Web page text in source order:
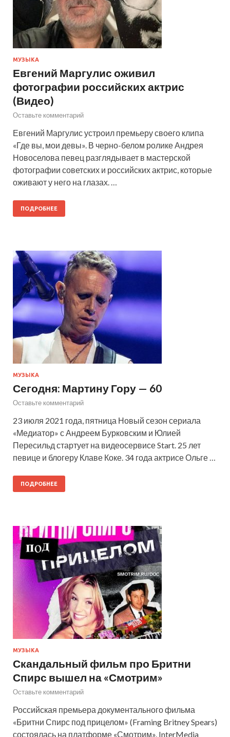
МУЗЫКА
Евгений Маргулис оживил
фотографии российских актрис
(Видео)
Оставьте комментарий
Евгений Маргулис устроил премьеру своего клипа
«Где вы, мои девы». В черно-белом ролике Андрея
Новоселова певец разглядывает в мастерской
фотографии советских и российских актрис, которые
оживают у него на глазах. …
ПОДРОБНЕЕ
МУЗЫКА
Сегодня: Мартину Гору — 60
Оставьте комментарий
23 июля 2021 года, пятница Новый сезон сериала
«Медиатор» с Андреем Бурковским и Юлией
Пересильд стартует на видеосервисе Start. 25 лет
певице и блогеру Клаве Коке. 34 года актрисе Ольге …
ПОДРОБНЕЕ
МУЗЫКА
Скандальный фильм про Бритни
Спирс вышел на «Смотрим»
Оставьте комментарий
Российская премьера документального фильма
«Бритни Спирс под прицелом» (Framing Britney Spears)
состоялась на платформе «Смотрим». InterMedia